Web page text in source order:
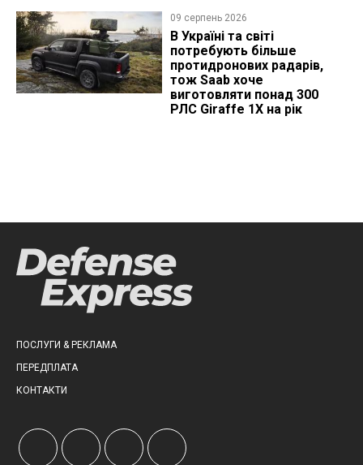
09 серпень 2026
В Україні та світі
потребують більше
протидронових радарів,
тож Saab хоче
виготовляти понад 300
РЛС Giraffe 1X на рік
ПОСЛУГИ & РЕКЛАМА
ПЕРЕДПЛАТА
КОНТАКТИ